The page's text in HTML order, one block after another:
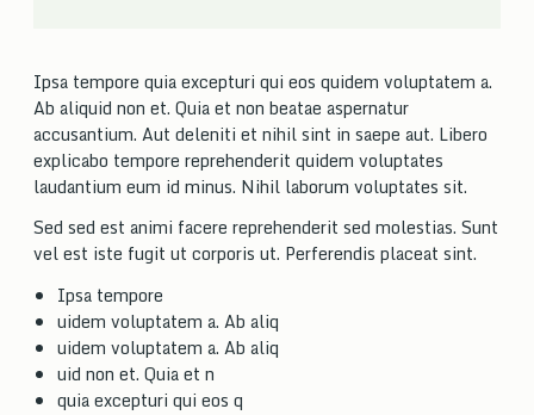
Ipsa tempore quia excepturi qui eos quidem voluptatem a.
Ab aliquid non et. Quia et non beatae aspernatur
accusantium. Aut deleniti et nihil sint in saepe aut. Libero
explicabo tempore reprehenderit quidem voluptates
laudantium eum id minus. Nihil laborum voluptates sit.
Sed sed est animi facere reprehenderit sed molestias. Sunt
vel est iste fugit ut corporis ut. Perferendis placeat sint.
Ipsa tempore
uidem voluptatem a. Ab aliq
uidem voluptatem a. Ab aliq
uid non et. Quia et n
quia excepturi qui eos q